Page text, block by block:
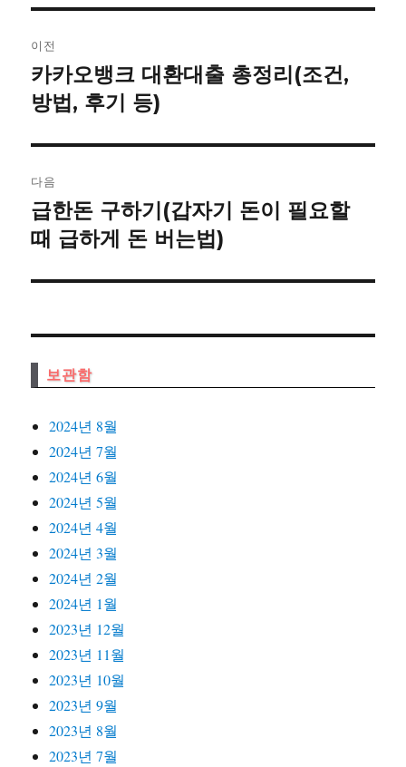
내
비
게
이
션
이전
이
전
카카오뱅크 대환대출 총정리(조건,
방법, 후기 등)
다음
다
음
급한돈 구하기(갑자기 돈이 필요할
때 급하게 돈 버는법)
보관함
2024년 8월
2024년 7월
2024년 6월
2024년 5월
2024년 4월
2024년 3월
2024년 2월
2024년 1월
2023년 12월
2023년 11월
2023년 10월
2023년 9월
2023년 8월
2023년 7월